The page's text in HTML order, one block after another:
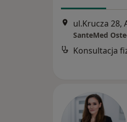
Konsultacja